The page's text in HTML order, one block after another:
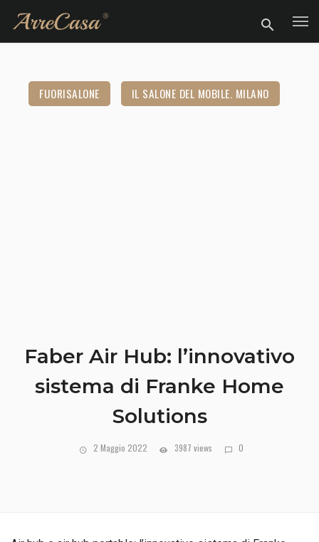
FUORISALONE IL SALONE DEL MOBILE. MILANO
Faber Air Hub: l’innovativo
sistema di Franke Home
Solutions
2 Maggio 2022 3987 views 0